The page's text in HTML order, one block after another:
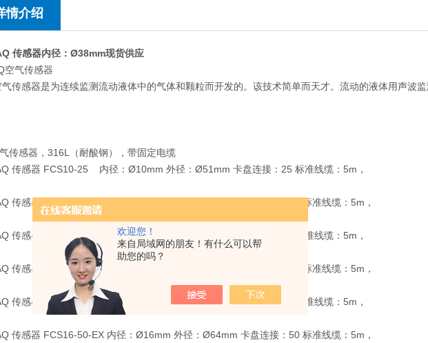
欢迎您！
来自局域网的朋友！有什么可以帮
助您的吗？
情介绍
传感器内径：Ø38mm现货供应
空气传感器
传感器是为连续监测流动液体中的气体和颗粒而开发的。该技术简单而天才。流动的液体用声波
传感器，316L（耐酸钢），带固定电缆
传感器 FCS10-25 内径：Ø10mm 外径：Ø51mm 卡盘连接：25 标准线缆：5m，
传感器 FCS10-25-EX 内径：Ø10mm 外径：Ø51mm 卡盘连接：25 标准线缆：5m，
传感器 FCS16-25 内径：Ø16mm 外径：Ø51mm 卡盘连接：25 标准线缆：5m，
传感器 FCS16-25-EX 内径：Ø16mm 外径：Ø51mm 卡盘连接：25 标准线缆：5m，
传感器 FCS16-50 内径：Ø16mm 外径：Ø64mm 卡盘连接：50 标准线缆：5m，
传感器 FCS16-50-EX 内径：Ø16mm 外径：Ø64mm 卡盘连接：50 标准线缆：5m，